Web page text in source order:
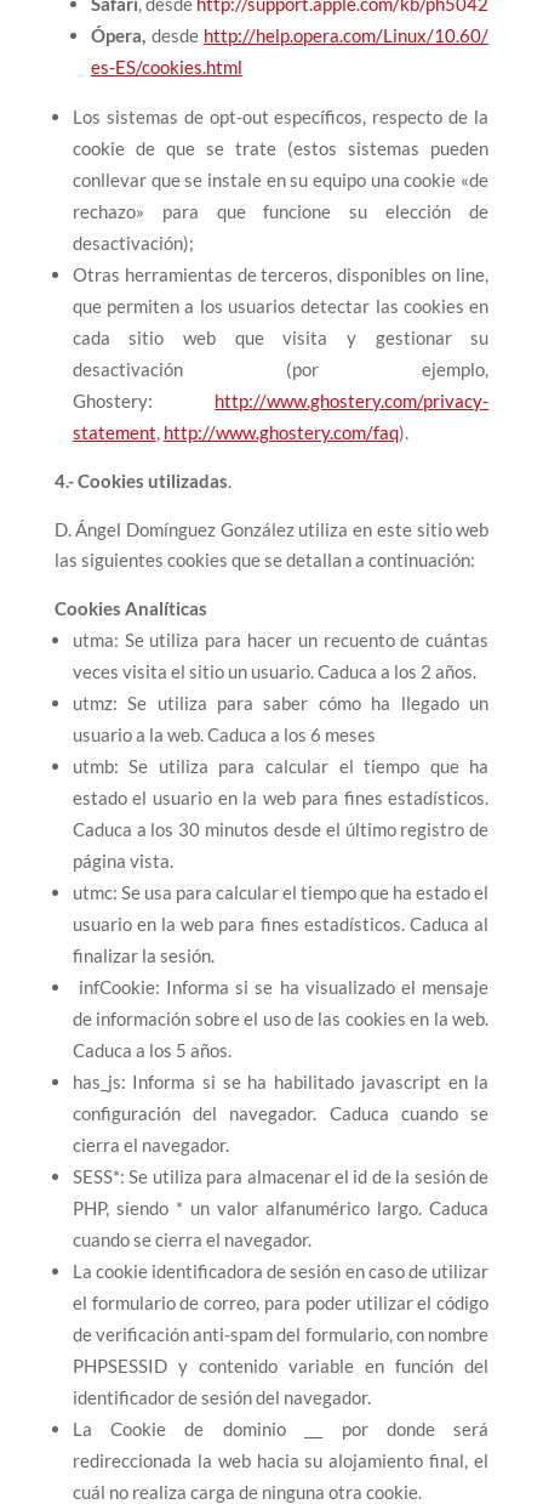
Ópera, desde http://help.opera.com/Linux/10.60/
es-ES/cookies.html
Los sistemas de opt-out específicos, respecto de la
cookie de que se trate (estos sistemas pueden
conllevar que se instale en su equipo una cookie «de
rechazo» para que funcione su elección de
desactivación);
Otras herramientas de terceros, disponibles on line,
que permiten a los usuarios detectar las cookies en
cada sitio web que visita y gestionar su
desactivación (por ejemplo,
Ghostery: http://www.ghostery.com/privacy-
statement http://www.ghostery.com/faq).
4.- Cookies utilizadas
D. Ángel Domínguez González utiliza en este sitio web
las siguientes cookies que se detallan a continuación:
Cookies Analíticas
utma: Se utiliza para hacer un recuento de cuántas
veces visita el sitio un usuario. Caduca a los 2 años.
utmz: Se utiliza para saber cómo ha llegado un
usuario a la web. Caduca a los 6 meses
utmb: Se utiliza para calcular el tiempo que ha
estado el usuario en la web para fines estadísticos.
Caduca a los 30 minutos desde el último registro de
página vista.
utmc: Se usa para calcular el tiempo que ha estado el
usuario en la web para fines estadísticos. Caduca al
finalizar la sesión.
infCookie: Informa si se ha visualizado el mensaje
de información sobre el uso de las cookies en la web.
Caduca a los 5 años.
has_js: Informa si se ha habilitado javascript en la
configuración del navegador. Caduca cuando se
cierra el navegador.
SESS*: Se utiliza para almacenar el id de la sesión de
PHP, siendo * un valor alfanumérico largo. Caduca
cuando se cierra el navegador.
La cookie identificadora de sesión en caso de utilizar
el formulario de correo, para poder utilizar el código
de verificación anti-spam del formulario, con nombre
PHPSESSID y contenido variable en función del
identificador de sesión del navegador.
La Cookie de dominio
por donde será
redireccionada la web hacia su alojamiento final, el
cuál no realiza carga de ninguna otra cookie.